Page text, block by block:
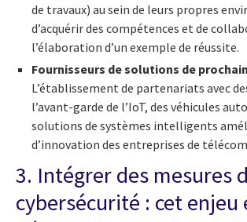
de travaux) au sein de leurs propres
d’acquérir des compétences et de
l’élaboration d’un exemple de réussite.
Fournisseurs de solutions de
L’établissement de partenariats avec
l’avant-garde de l’IoT, des véhicules
solutions de systèmes intelligents
d’innovation des entreprises de
3. Intégrer des mesures
cybersécurité : cet enjeu